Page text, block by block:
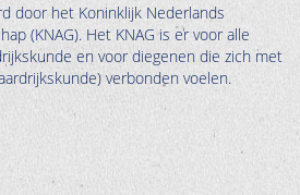
door het Koninklijk Nederlands
(KNAG). Het KNAG is er voor alle
en voor diegenen die zich met
verbonden voelen.